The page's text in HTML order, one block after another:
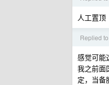
人工置顶
Replied
感觉可能
我之前面
定，当备